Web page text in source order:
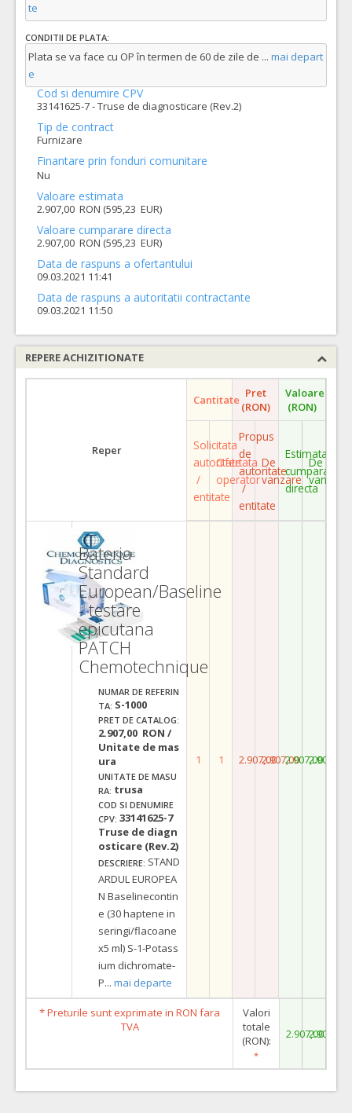
te
CONDITII DE PLATA:
Plata se va face cu OP în termen de 60 de zile de ... mai depart
e
Cod si denumire CPV
33141625-7 - Truse de diagnosticare (Rev.2)
Tip de contract
Furnizare
Finantare prin fonduri comunitare
Nu
Valoare estimata
2.907,00 RON (595,23 EUR)
Valoare cumparare directa
2.907,00 RON (595,23 EUR)
Data de raspuns a ofertantului
09.03.2021 11:41
Data de raspuns a autoritatii contractante
09.03.2021 11:50
REPERE ACHIZITIONATE
Reper
Cantitate Pret
(RON)
Valoare
(RON)
Solicitata
autoritate
/
entitate
Ofertata
operator
Propus
de
autoritate
/
entitate
De
vanzare
Estimata
cumparare
directa
De
vanzare
Bateria
Standard
European/Baseline
- testare
epicutana
PATCH
Chemotechnique
NUMAR DE REFERIN
TA: S-1000
PRET DE CATALOG:
2.907,00 RON /
Unitate de mas
ura
UNITATE DE MASU
RA: trusa
COD SI DENUMIRE
CPV: 33141625-7
Truse de diagn
osticare (Rev.2)
DESCRIERE: STAND
ARDUL EUROPEA
N Baselinecontin
e (30 haptene in
seringi/flacoane
x5 ml) S-1-Potass
ium dichromate-
P... mai departe
1 1 2.907,002.907,002.907,002.907,00
* Preturile sunt exprimate in RON fara
TVA
Valori
totale
(RON):
*
2.907,002.907,00